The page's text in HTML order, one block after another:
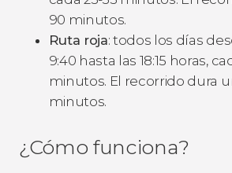
90 minutos.
Ruta roja: todos los días
9:40 hasta las 18:15 horas,
minutos. El recorrido dura
minutos.
¿Cómo funciona?